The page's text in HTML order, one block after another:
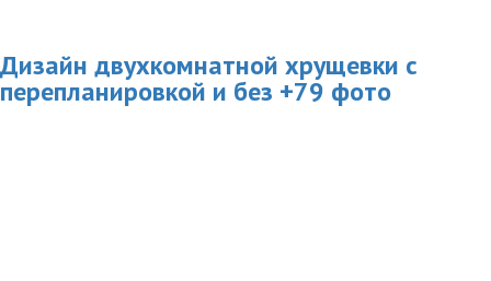
Дизайн двухкомнатной хрущевки с
перепланировкой и без +79 фото